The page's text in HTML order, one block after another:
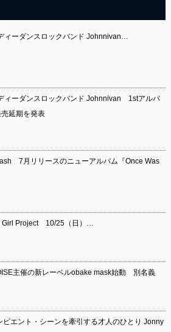
ィーダンスロックバンド Johnnivan…
ィーダンスロックバンド Johnnivan 1stアルバ
延期を発表
7月リリースのニューアルバム『Once Was
Girl Project 10/25（日）…
主催の新レーベルobake mask始動 別名義
ビエント・シーンを牽引する才人のひとり Jonny